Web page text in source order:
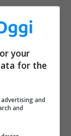
il debito
gli interessi
your
for the
and
and